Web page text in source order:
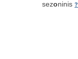
sezoninis?